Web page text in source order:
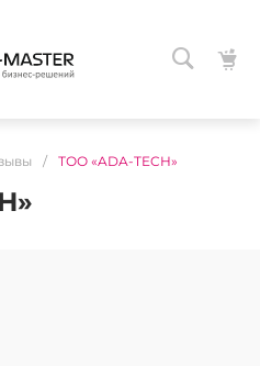
/ ТОО «ADA-TECH»